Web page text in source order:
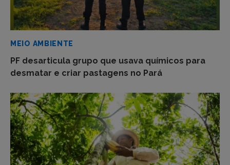
MEIO AMBIENTE
PF desarticula grupo que usava químicos para
desmatar e criar pastagens no Pará